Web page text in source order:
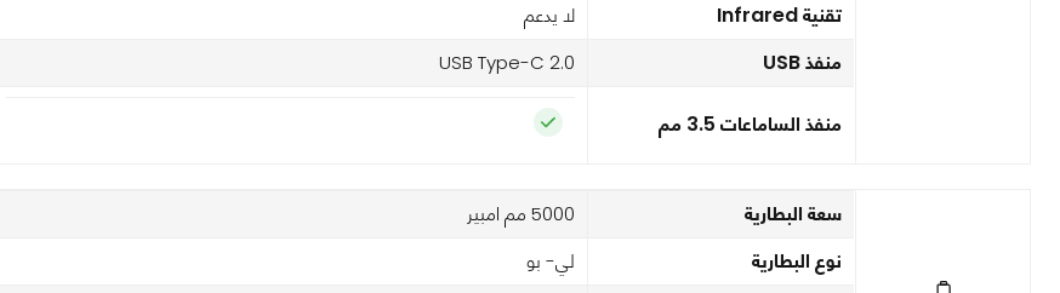
تقنية Infrared لا يدعم
منفذ USB USB Type-C 2.0
منفذ الساماعات 3.5 مم
سعة البطارية 5000 مم امبير
نوع البطارية لي- بو